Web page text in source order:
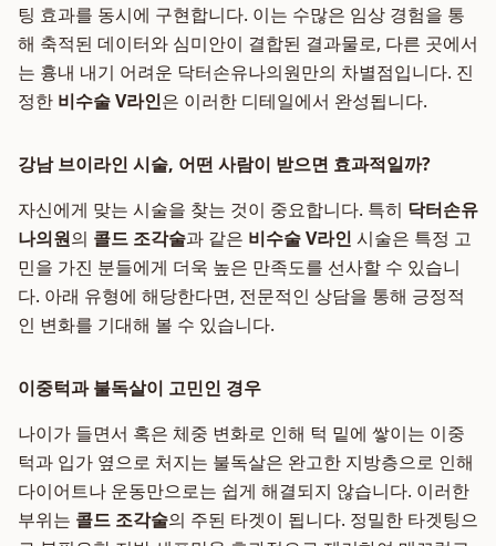
팅 효과를 동시에 구현합니다. 이는 수많은 임상 경험을 통
해 축적된 데이터와 심미안이 결합된 결과물로, 다른 곳에서
는 흉내 내기 어려운 닥터손유나의원만의 차별점입니다. 진
정한 비수술 V라인은 이러한 디테일에서 완성됩니다.
강남 브이라인 시술, 어떤 사람이 받으면 효과적일까?
자신에게 맞는 시술을 찾는 것이 중요합니다. 특히 닥터손유
나의원의 콜드 조각술과 같은 비수술 V라인 시술은 특정 고
민을 가진 분들에게 더욱 높은 만족도를 선사할 수 있습니
다. 아래 유형에 해당한다면, 전문적인 상담을 통해 긍정적
인 변화를 기대해 볼 수 있습니다.
이중턱과 불독살이 고민인 경우
나이가 들면서 혹은 체중 변화로 인해 턱 밑에 쌓이는 이중
턱과 입가 옆으로 처지는 불독살은 완고한 지방층으로 인해
다이어트나 운동만으로는 쉽게 해결되지 않습니다. 이러한
부위는 콜드 조각술의 주된 타겟이 됩니다. 정밀한 타겟팅으